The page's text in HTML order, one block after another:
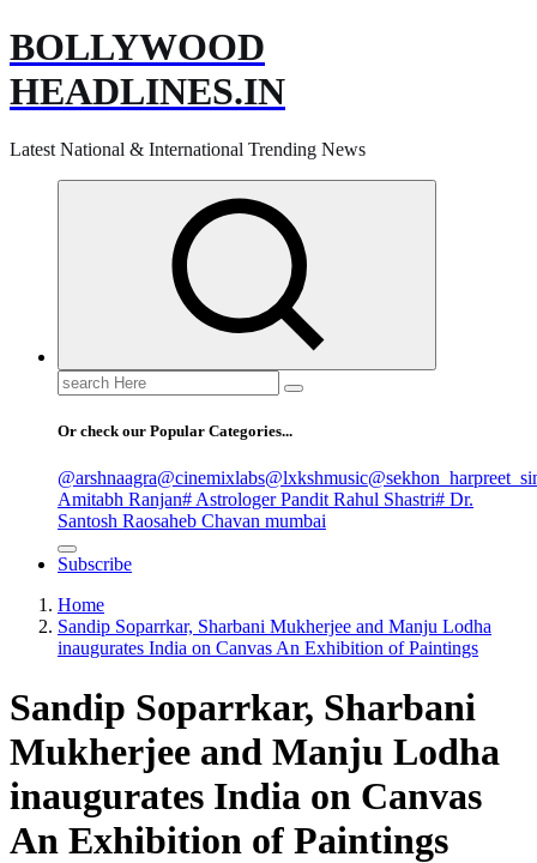
BOLLYWOOD
HEADLINES.IN
Latest National & International Trending News
Search
for:
Or check our Popular Categories...
@arshnaagra@cinemixlabs@lxkshmusic
Amitabh Ranjan# Astrologer Pandit Rahul Shastri# Dr.
Santosh Raosaheb Chavan mumbai
Subscribe
Home
Sandip Soparrkar, Sharbani Mukherjee and Manju Lodha
inaugurates India on Canvas An Exhibition of Paintings
Sandip Soparrkar, Sharbani
Mukherjee and Manju Lodha
inaugurates India on Canvas
An Exhibition of Paintings